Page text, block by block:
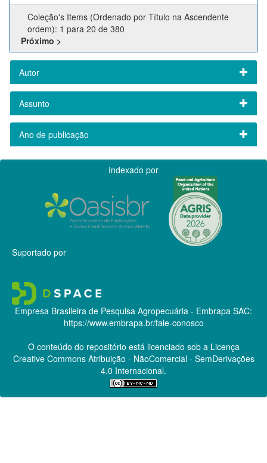
Coleção's Items (Ordenado por Título na Ascendente
ordem): 1 para 20 de 380
Próximo >
Autor
Assunto
Ano de publicação
Indexado por
Suportado por
Empresa Brasileira de Pesquisa Agropecuária - Embrapa SAC:
https://www.embrapa.br/fale-conosco
O conteúdo do repositório está licenciado sob a Licença
Creative CommonsAtribuição - NãoComercial - SemDerivações
4.0 Internacional.